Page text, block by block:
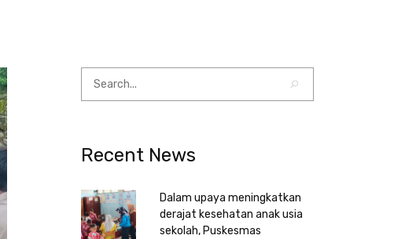
Recent News
Dalam upaya meningkatkan
derajat kesehatan anak usia
sekolah, Puskesmas